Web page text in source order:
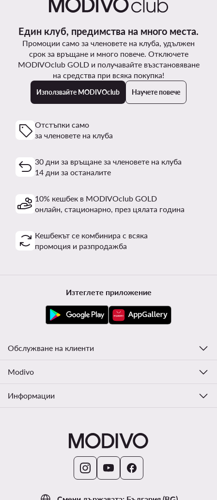
Един клуб, предимства на много места.
Промоции само за членовете на клуба, удължен
срок за връщане и много повече. Отключете
MODIVOclub GOLD и получавайте възстановяване
на средства при всяка покупка!
Използвайте MODIVOclub Научете повече
Отстъпки само
за членовете на клуба
30 дни за връщане за членовете на клуба
14 дни за останалите
10% кешбек в MODIVOclub GOLD
онлайн, стационарно, през цялата година
Кешбекът се комбинира с всяка
промоция и разпродажба
Изтеглете приложение
Обслужване на клиенти
Modivo
Информации